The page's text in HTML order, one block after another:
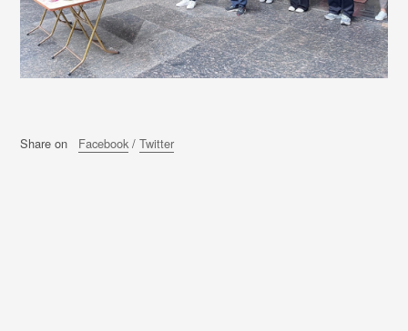
Share on Facebook/Twitter